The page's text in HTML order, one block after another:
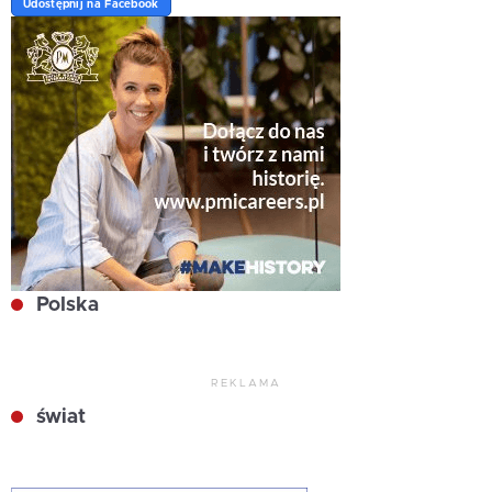
Udostępnij na Facebook
Polska
REKLAMA
świat